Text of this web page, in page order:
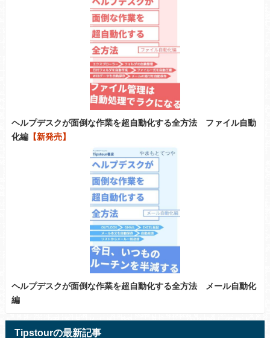
ヘルプデスクが面倒な作業を超自動化する全方法 ファイル自動
化編 【新発売】
ヘルプデスクが面倒な作業を超自動化する全方法 メール自動化
編
Tipstourの最新記事